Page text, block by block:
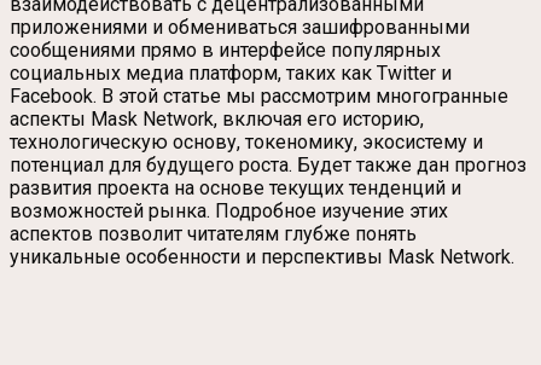
приложениями и обмениваться зашифрованными
сообщениями прямо в интерфейсе популярных
социальных медиа платформ, таких как Twitter и
Facebook. В этой статье мы рассмотрим многогранные
аспекты Mask Network, включая его историю,
технологическую основу, токеномику, экосистему и
потенциал для будущего роста. Будет также дан прогноз
развития проекта на основе текущих тенденций и
возможностей рынка. Подробное изучение этих
аспектов позволит читателям глубже понять
уникальные особенности и перспективы Mask Network.